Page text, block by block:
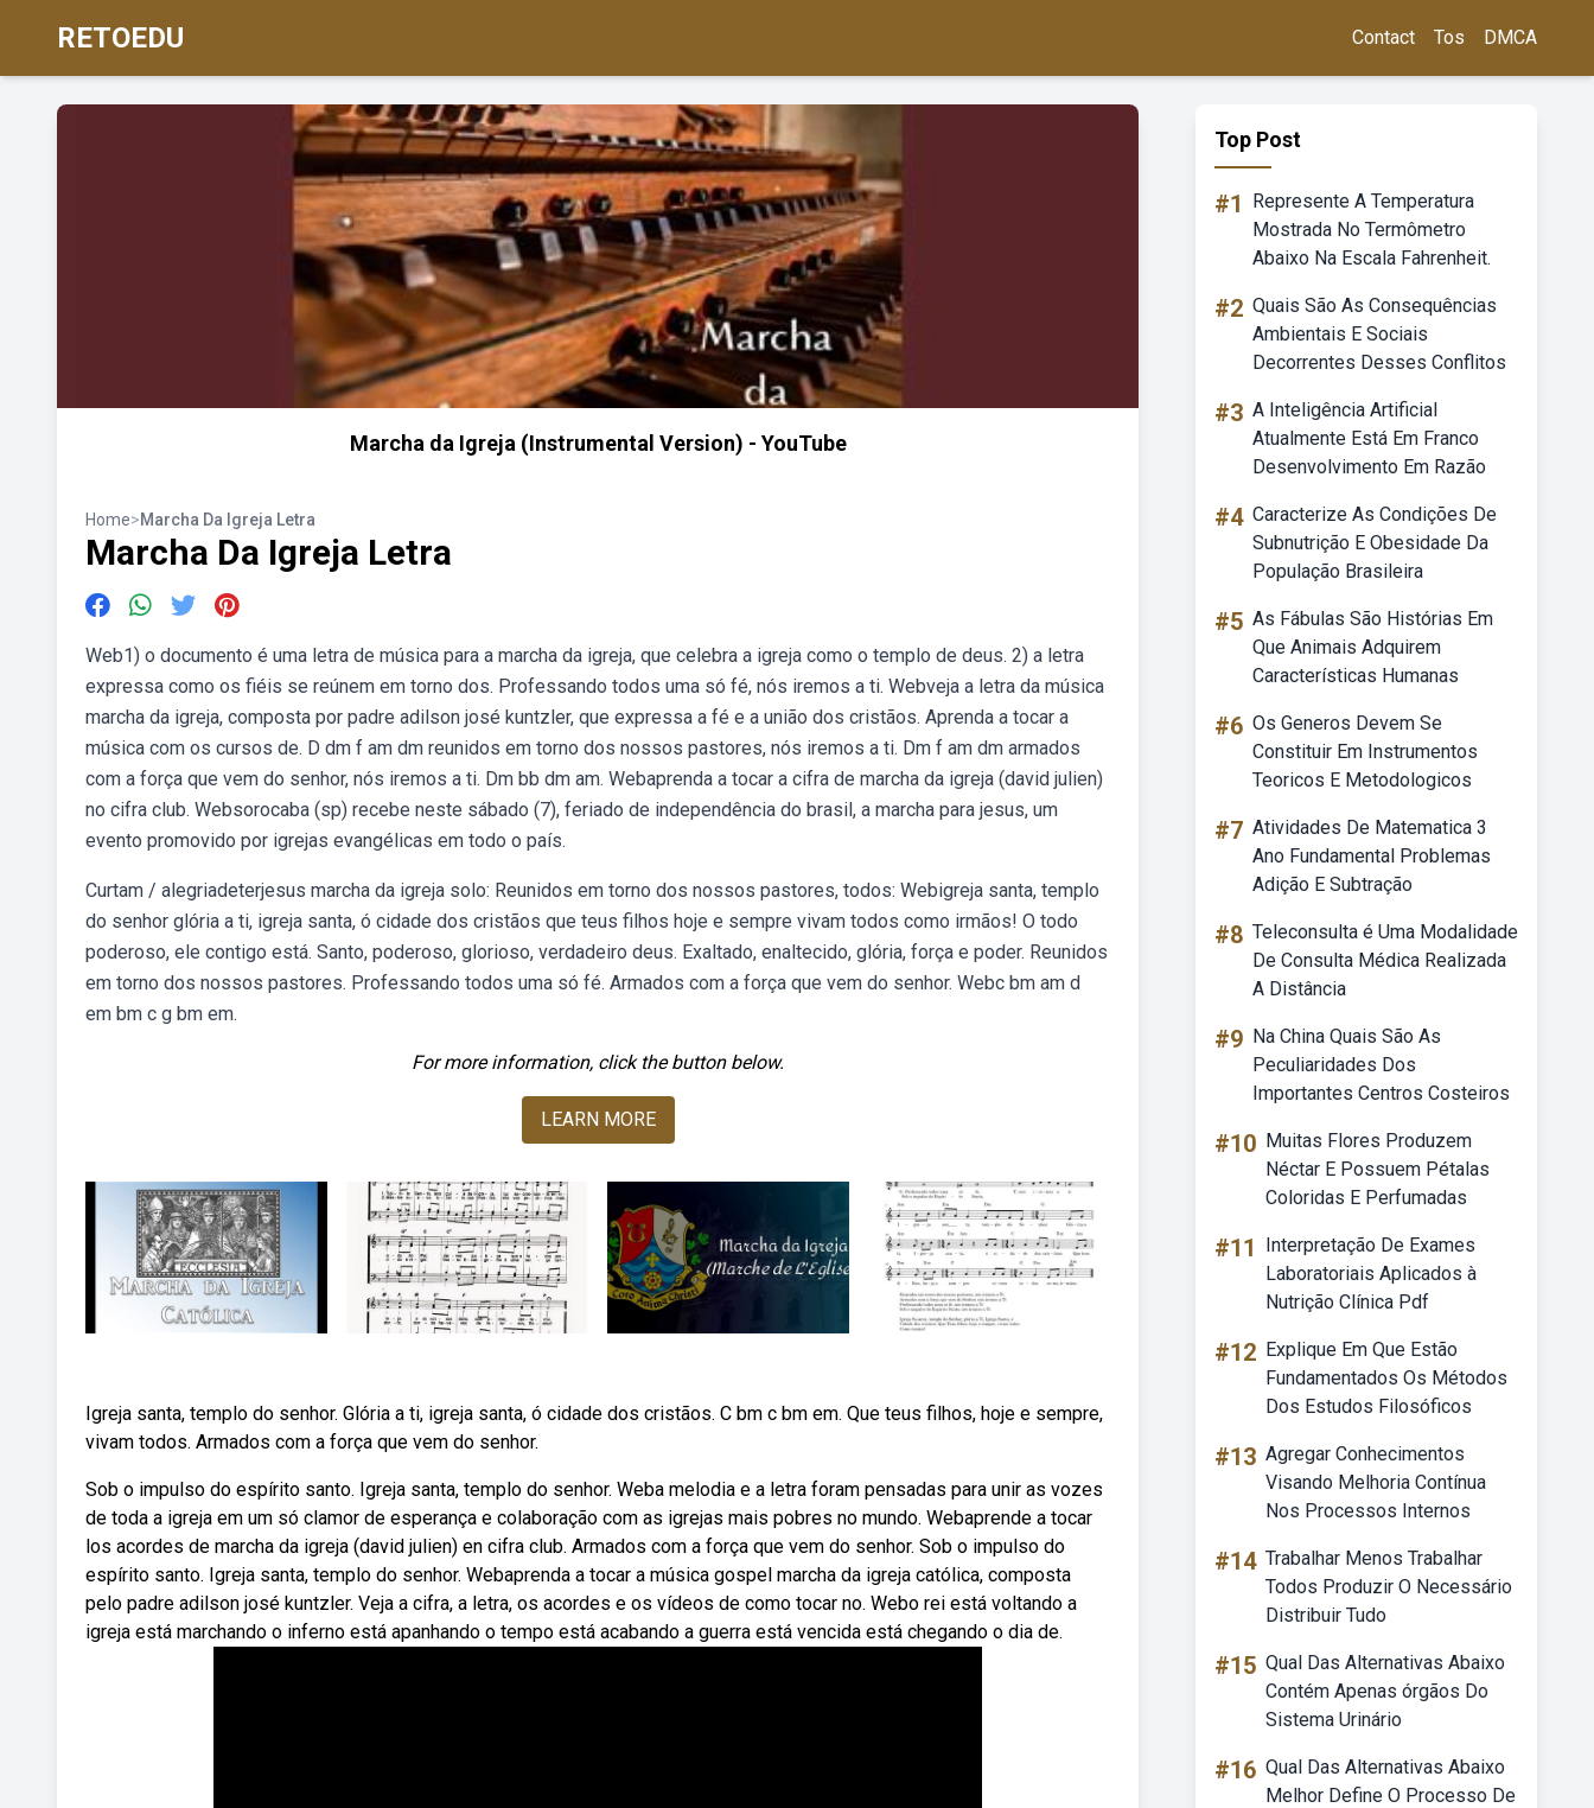
RETOEDU Contact Tos DMCA
Marcha da Igreja (Instrumental Version) - YouTube
Home>Marcha Da Igreja Letra
Marcha Da Igreja Letra
Web1) o documento é uma letra de música para a marcha da igreja, que celebra a igreja como o templo de deus. 2) a letra
expressa como os fiéis se reúnem em torno dos. Professando todos uma só fé, nós iremos a ti. Webveja a letra da música
marcha da igreja, composta por padre adilson josé kuntzler, que expressa a fé e a união dos cristãos. Aprenda a tocar a
música com os cursos de. D dm f am dm reunidos em torno dos nossos pastores, nós iremos a ti. Dm f am dm armados
com a força que vem do senhor, nós iremos a ti. Dm bb dm am. Webaprenda a tocar a cifra de marcha da igreja (david julien)
no cifra club. Websorocaba (sp) recebe neste sábado (7), feriado de independência do brasil, a marcha para jesus, um
evento promovido por igrejas evangélicas em todo o país.
Curtam / alegriadeterjesus marcha da igreja solo: Reunidos em torno dos nossos pastores, todos: Webigreja santa, templo
do senhor glória a ti, igreja santa, ó cidade dos cristãos que teus filhos hoje e sempre vivam todos como irmãos! O todo
poderoso, ele contigo está. Santo, poderoso, glorioso, verdadeiro deus. Exaltado, enaltecido, glória, força e poder. Reunidos
em torno dos nossos pastores. Professando todos uma só fé. Armados com a força que vem do senhor. Webc bm am d
em bm c g bm em.
For more information, click the button below.
LEARN MORE
Igreja santa, templo do senhor. Glória a ti, igreja santa, ó cidade dos cristãos. C bm c bm em. Que teus filhos, hoje e sempre,
vivam todos. Armados com a força que vem do senhor.
Sob o impulso do espírito santo. Igreja santa, templo do senhor. Weba melodia e a letra foram pensadas para unir as vozes
de toda a igreja em um só clamor de esperança e colaboração com as igrejas mais pobres no mundo. Webaprende a tocar
los acordes de marcha da igreja (david julien) en cifra club. Armados com a força que vem do senhor. Sob o impulso do
espírito santo. Igreja santa, templo do senhor. Webaprenda a tocar a música gospel marcha da igreja católica, composta
pelo padre adilson josé kuntzler. Veja a cifra, a letra, os acordes e os vídeos de como tocar no. Webo rei está voltando a
igreja está marchando o inferno está apanhando o tempo está acabando a guerra está vencida está chegando o dia de.
Top Post
#1
Represente A Temperatura
Mostrada No Termômetro
Abaixo Na Escala Fahrenheit.
#2 Quais São As Consequências
Ambientais E Sociais
Decorrentes Desses Conflitos
#3 A Inteligência Artificial
Atualmente Está Em Franco
Desenvolvimento Em Razão
#4 Caracterize As Condições De
Subnutrição E Obesidade Da
População Brasileira
#5 As Fábulas São Histórias Em
Que Animais Adquirem
Características Humanas
#6 Os Generos Devem Se
Constituir Em Instrumentos
Teoricos E Metodologicos
#7 Atividades De Matematica 3
Ano Fundamental Problemas
Adição E Subtração
#8 Teleconsulta é Uma Modalidade
De Consulta Médica Realizada
A Distância
#9 Na China Quais São As
Peculiaridades Dos
Importantes Centros Costeiros
#10 Muitas Flores Produzem
Néctar E Possuem Pétalas
Coloridas E Perfumadas
#11
Interpretação De Exames
Laboratoriais Aplicados à
Nutrição Clínica Pdf
#12 Explique Em Que Estão
Fundamentados Os Métodos
Dos Estudos Filosóficos
#13 Agregar Conhecimentos
Visando Melhoria Contínua
Nos Processos Internos
#14 Trabalhar Menos Trabalhar
Todos Produzir O Necessário
Distribuir Tudo
#15 Qual Das Alternativas Abaixo
Contém Apenas órgãos Do
Sistema Urinário
#16 Qual Das Alternativas Abaixo
Melhor Define O Processo De